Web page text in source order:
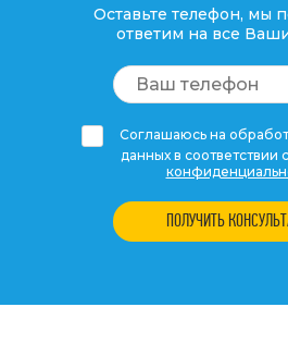
Оставьте телефон, мы
ответим на все
Соглашаюсь на
данных в соответствии с
ПОЛУЧИТЬ